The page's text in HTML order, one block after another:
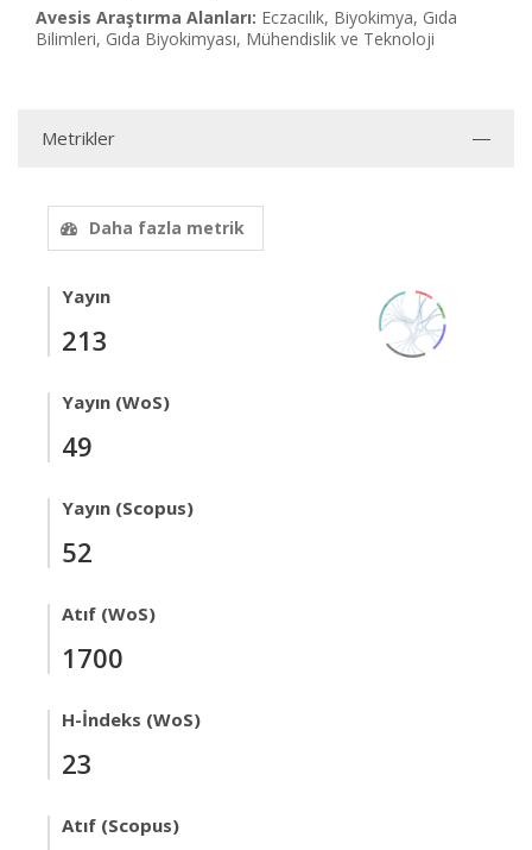
Avesis Araştırma Alanları: Eczacılık, Biyokimya, Gıda
Bilimleri, Gıda Biyokimyası, Mühendislik ve Teknoloji
Metrikler
Daha fazla metrik
Yayın
213
Yayın (WoS)
49
Yayın (Scopus)
52
Atıf (WoS)
1700
H-İndeks (WoS)
23
Atıf (Scopus)